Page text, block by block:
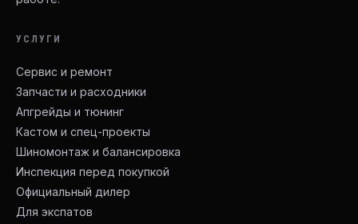
УСЛУГИ
Сервис и ремонт
Запчасти и расходники
Апгрейды и тюнинг
Кастом и спец-проекты
Шиномонтаж и балансировка
Инспекция перед покупкой
Официальный дилер
Для экспатов